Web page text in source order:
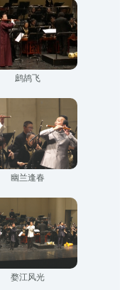
鹧鸪飞
幽兰逢春
婺江风光